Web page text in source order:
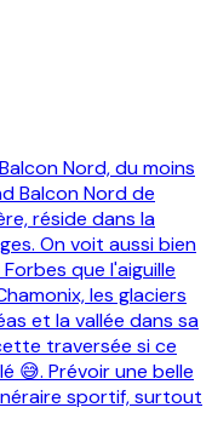
Nord, du moins
Balcon Nord de
réside dans la
On voit aussi bien
que l'aiguille
les glaciers
et la vallée dans sa
traversée si ce
😅. Prévoir une belle
sportif, surtout